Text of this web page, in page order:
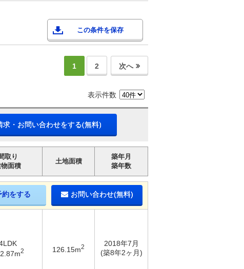
この条件を保存
1 2 次へ
表示件数
求・お問い合わせをする(無料)
取り
面積
土地面積
築年月
築年数
約をする お問い合わせ(無料)
2 126.15m2
2018年7月
(築8年2ヶ月)